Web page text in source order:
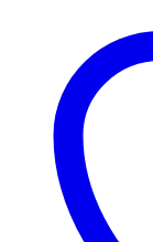
ANNEAU
DOS
GRANDEUR
UNIVERSEL
AJUSTABLE
PETIT
XLARGE
quantity